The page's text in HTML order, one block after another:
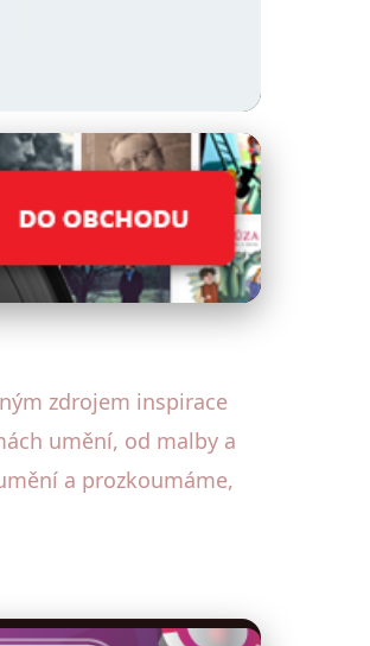
zdrojem inspirace
umění, od malby a
a prozkoumáme,